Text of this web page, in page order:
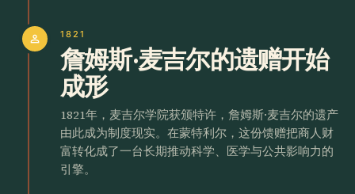
person 1821
詹姆斯·麦吉尔的遗赠开始
成形
1821年，麦吉尔学院获颁特许，詹姆斯·麦吉尔的遗产
由此成为制度现实。在蒙特利尔，这份馈赠把商人财
富转化成了一台长期推动科学、医学与公共影响力的
引擎。